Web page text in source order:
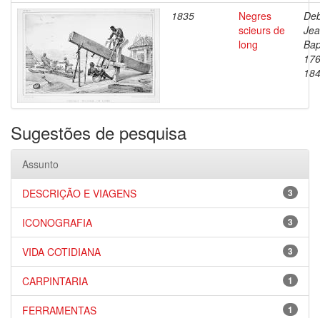
1835
Negres
scieurs de
long
Sugestões de pesquisa
Assunto
3
DESCRIÇÃO E VIAGENS
3
ICONOGRAFIA
3
VIDA COTIDIANA
1
CARPINTARIA
1
FERRAMENTAS